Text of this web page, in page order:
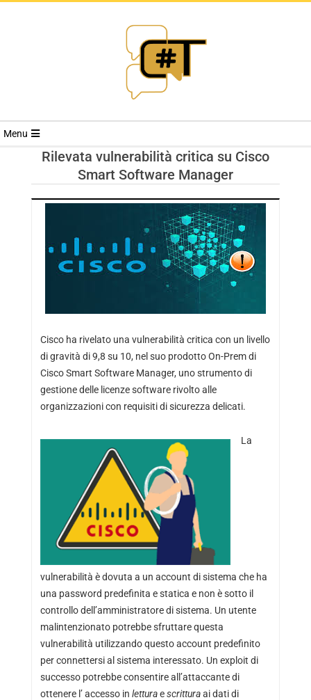
RIVISTA
TRENDS
Menu
Rilevata vulnerabilità critica su Cisco
Smart Software Manager
Cisco ha rivelato una vulnerabilità critica con un livello
di gravità di 9,8 su 10, nel suo prodotto On-Prem di
Cisco Smart Software Manager, uno strumento di
gestione delle licenze software rivolto alle
organizzazioni con requisiti di sicurezza delicati.
La
vulnerabilità è dovuta a un account di sistema che ha
una password predefinita e statica e non è sotto il
controllo dell’amministratore di sistema. Un utente
malintenzionato potrebbe sfruttare questa
vulnerabilità utilizzando questo account predefinito
per connettersi al sistema interessato. Un exploit di
successo potrebbe consentire all’attaccante di
ottenere l’ accesso in letturaescritturaai dati di